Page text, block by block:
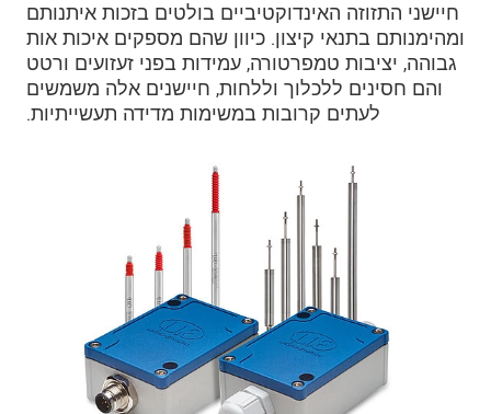
חיישני התזוזה האינדוקטיביים בולטים בזכות איתנותם
ומהימנותם בתנאי קיצון. כיוון שהם מספקים איכות אות
גבוהה, יציבות טמפרטורה, עמידות בפני זעזועים ורטט
והם חסינים ללכלוך וללחות, חיישנים אלה משמשים
לעתים קרובות במשימות מדידה תעשייתיות.